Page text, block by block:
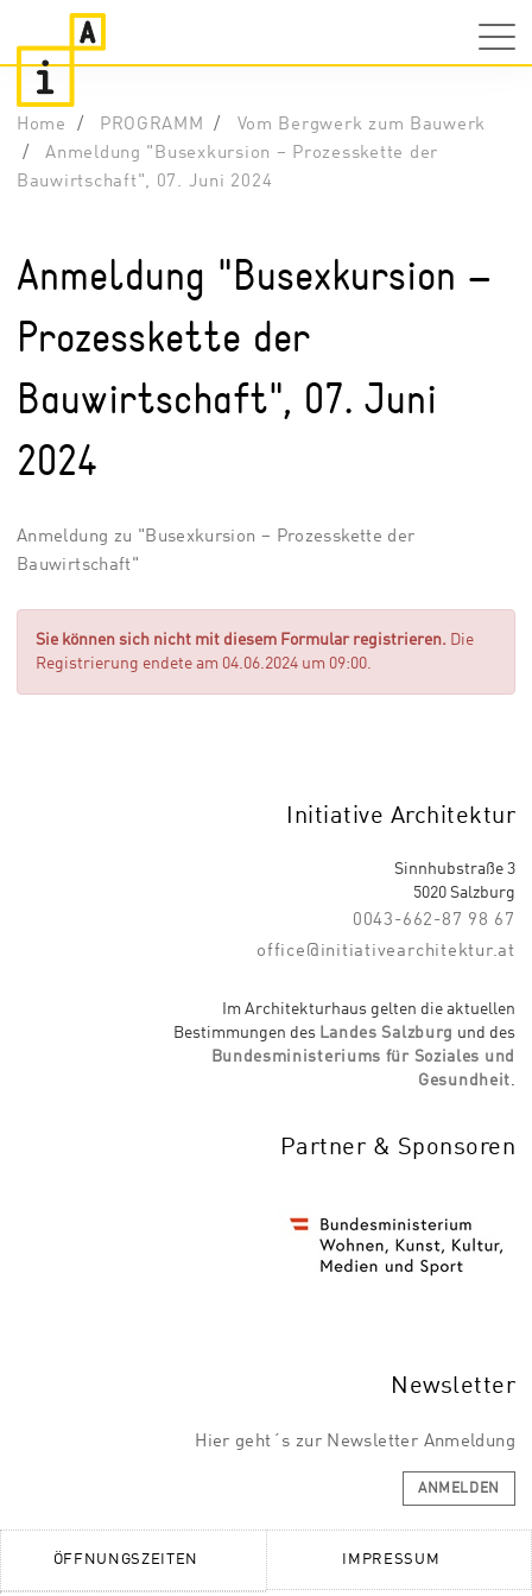
Home PROGRAMM
Vom Bergwerk zum Bauwerk
Anmeldung "Busexkursion – Prozesskette der
Bauwirtschaft", 07. Juni 2024
Anmeldung "Busexkursion –
Prozesskette der
Bauwirtschaft", 07. Juni
2024
Anmeldung zu "Busexkursion – Prozesskette der
Bauwirtschaft"
Sie können sich nicht mit diesem Formular registrieren. Die
Registrierung endete am 04.06.2024 um 09:00.
Initiative Architektur
Sinnhubstraße 3
5020 Salzburg
0043-662-87 98 67
office@initiativearchitektur.at
Im Architekturhaus gelten die aktuellen
Bestimmungen des Landes Salzburg und des
Bundesministeriums für Soziales und
Gesundheit.
Partner & Sponsoren
Newsletter
Hier geht´s zur Newsletter Anmeldung
ANMELDEN
ÖFFNUNGSZEITEN IMPRESSUM